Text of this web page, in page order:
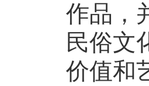
作品，
民俗文
价值和